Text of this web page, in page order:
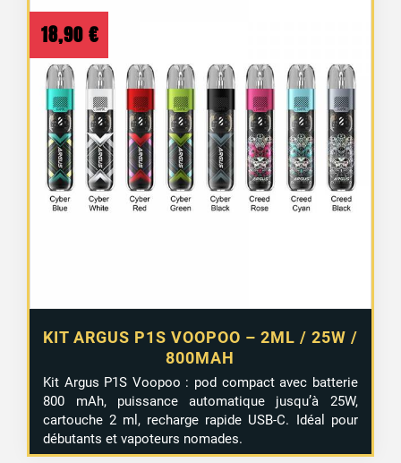
2 avis
KIT ARGUS P1S VOOPOO – 2ML / 25W /
800MAH
18,90 €
Kit Argus P1S Voopoo : pod compact avec batterie
800 mAh, puissance automatique jusqu’à 25W,
cartouche 2 ml, recharge rapide USB-C. Idéal pour
débutants et vapoteurs nomades.